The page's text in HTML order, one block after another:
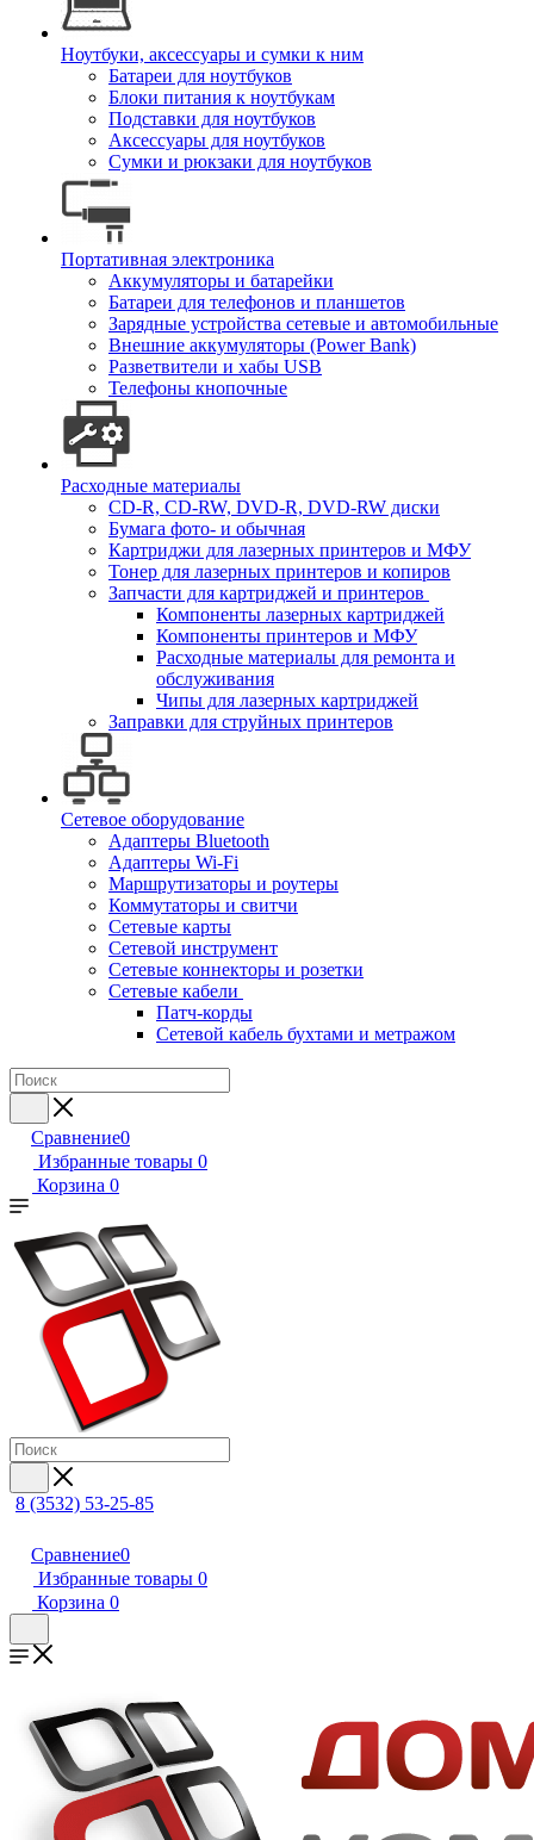
Ноутбуки, аксессуары и сумки к ним
Батареи для ноутбуков
Блоки питания к ноутбукам
Подставки для ноутбуков
Аксессуары для ноутбуков
Сумки и рюкзаки для ноутбуков
Портативная электроника
Аккумуляторы и батарейки
Батареи для телефонов и планшетов
Зарядные устройства сетевые и автомобильные
Внешние аккумуляторы (Power Bank)
Разветвители и хабы USB
Телефоны кнопочные
Расходные материалы
CD-R, CD-RW, DVD-R, DVD-RW диски
Бумага фото- и обычная
Картриджи для лазерных принтеров и МФУ
Тонер для лазерных принтеров и копиров
Запчасти для картриджей и принтеров
Компоненты лазерных картриджей
Компоненты принтеров и МФУ
Расходные материалы для ремонта и
обслуживания
Чипы для лазерных картриджей
Заправки для струйных принтеров
Сетевое оборудование
Адаптеры Bluetooth
Адаптеры Wi-Fi
Маршрутизаторы и роутеры
Коммутаторы и свитчи
Сетевые карты
Сетевой инструмент
Сетевые коннекторы и розетки
Сетевые кабели
Патч-корды
Сетевой кабель бухтами и метражом
Сравнение0
Избранные товары 0
Корзина 0
8 (3532) 53-25-85
Сравнение0
Избранные товары 0
Корзина 0